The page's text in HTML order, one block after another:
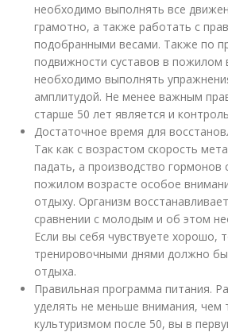
необходимо выполнять все
грамотно, а также работать с
подобранными весами. Также по
подвижности суставов в пожилом
необходимо выполнять
амплитудой. Не менее важным
старше 50 лет является и
Достаточное время для
Так как с возрастом скорость
падать, а производство гормонов
пожилом возрасте особое
отдыху. Организм
сравнении с молодым и об этом
Если вы себя чувствуете хорошо,
тренировочными днями должно
отдыха.
Правильная программа питания.
уделять не меньше внимания, чем
культуризмом после 50, вы в